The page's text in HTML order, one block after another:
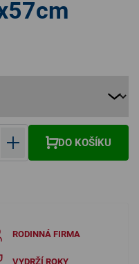
DO KOŠÍKU
RODINNÁ FIRMA
VYDRŽÍ ROKY